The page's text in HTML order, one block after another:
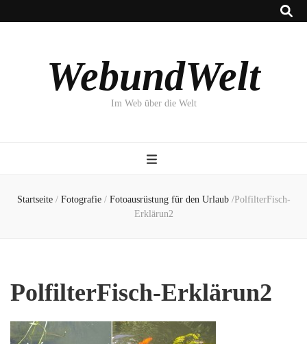
WebundWelt
Im Web über die Welt
Startseite / Fotografie / Fotoausrüstung für den Urlaub /PolfilterFisch-
Erklärun2
PolfilterFisch-Erklärun2